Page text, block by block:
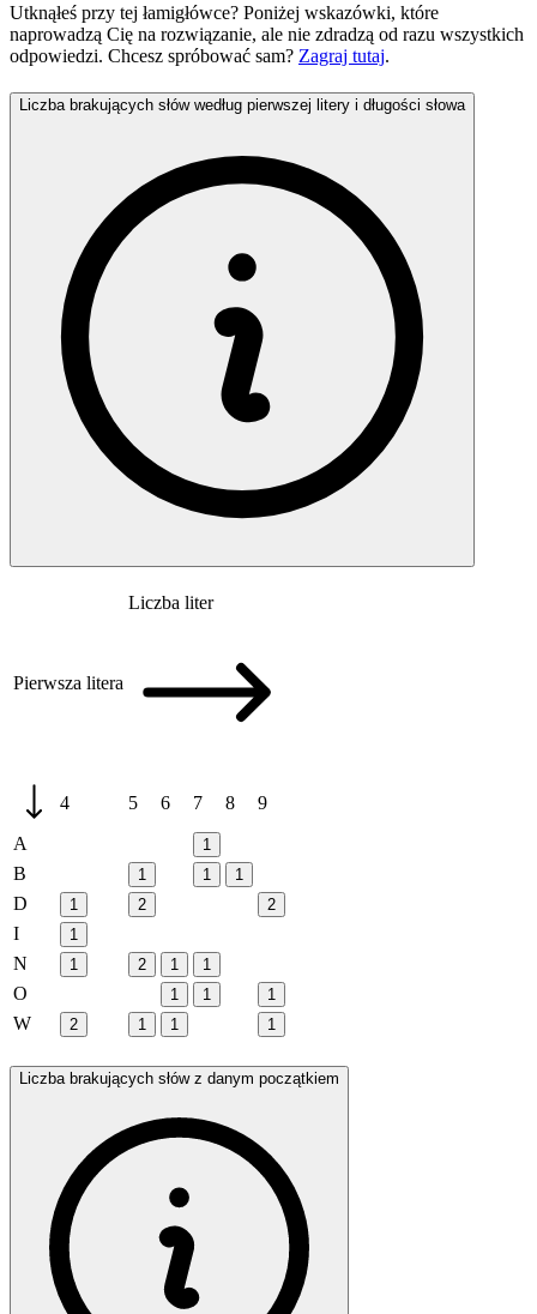
Utknąłeś przy tej łamigłówce? Poniżej wskazówki, które
naprowadzą Cię na rozwiązanie, ale nie zdradzą od razu wszystkich
odpowiedzi. Chcesz spróbować sam? Zagraj tutaj.
Liczba brakujących słów według pierwszej litery i długości słowa
Pierwsza litera
Liczba liter
4 5 6 7 8
9
A
1
B 1 1 1
D 1 2 2
I 1
N 1 2 1 1
O 1 1 1
W 2 1 1 1
Liczba brakujących słów z danym początkiem